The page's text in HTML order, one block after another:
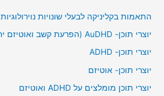
o
r
:
התאמות בקליניקה לבעלי שונויות נוירולוגיות
יוצרי תוכן- AuDHD (הפרעת קשב ואוטיזם יחד)
יוצרי תוכן- ADHD
יוצרי תוכן- אוטיזם
יוצרי תוכן מומלצים על ADHD ואוטיזם